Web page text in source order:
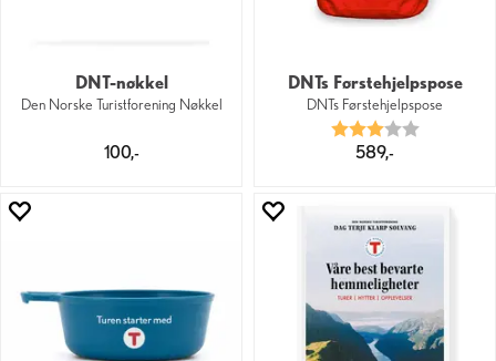
DNT-nøkkel
Den Norske Turistforening Nøkkel
100,-
DNTs Førstehjelpspose
DNTs Førstehjelpspose
Karakter:
3.0 av 5
589,-